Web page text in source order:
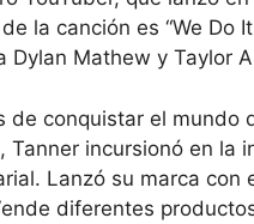
la canción es “We Do
Dylan Mathew y Taylor
de conquistar el mundo
Tanner incursionó en la
Lanzó su marca con
diferentes